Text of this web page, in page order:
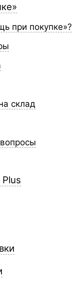
при покупке»?
склад